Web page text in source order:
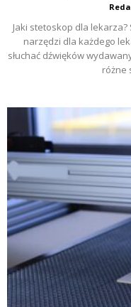
Jaki stetoskop dla
narzędzi dla każdego
słuchać dźwięków
różne